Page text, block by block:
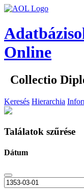
Online
Collectio
Keresés Hierarchia
Találatok szűrése
Dátum